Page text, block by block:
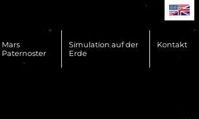
Mars
Paternoster
Simulation auf der
Erde
Kontakt